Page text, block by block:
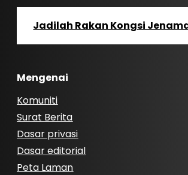
Jadilah Rakan Kongsi
Mengenai
Komuniti
Surat Berita
Dasar privasi
Dasar editorial
Peta Laman